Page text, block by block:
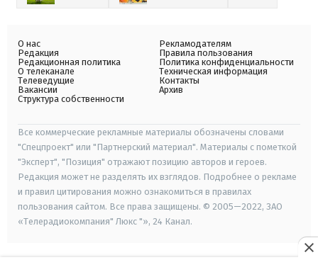
О нас
Редакция
Редакционная политика
О телеканале
Телеведущие
Вакансии
Структура собственности
Рекламодателям
Правила пользования
Политика конфиденциальности
Техническая информация
Контакты
Архив
Все коммерческие рекламные материалы обозначены словами
"Спецпроект" или "Партнерский материал". Материалы с пометкой
"Эксперт", "Позиция" отражают позицию авторов и героев.
Редакция может не разделять их взглядов. Подробнее о рекламе
и правил цитирования можно ознакомиться в правилах
пользования сайтом. Все права защищены. © 2005—2022, ЗАО
«Телерадиокомпания" Люкс "», 24 Канал.